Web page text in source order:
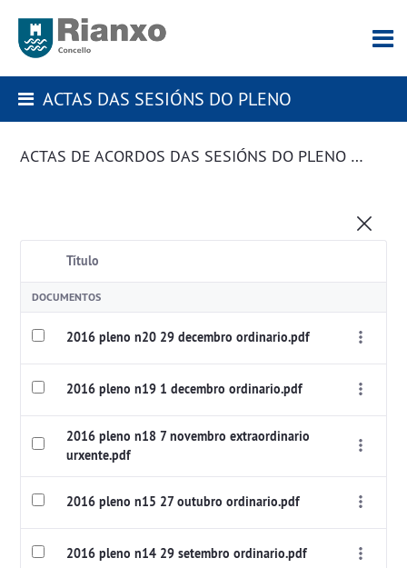
ACTAS DAS SESIÓNS DO PLENO
ACTAS DE ACORDOS DAS SESIÓNS DO PLENO DA CORPORACIÓN
Título
DOCUMENTOS
2016 pleno n20 29 decembro ordinario.pdf
2016 pleno n19 1 decembro ordinario.pdf
2016 pleno n18 7 novembro extraordinario
urxente.pdf
2016 pleno n15 27 outubro ordinario.pdf
2016 pleno n14 29 setembro ordinario.pdf